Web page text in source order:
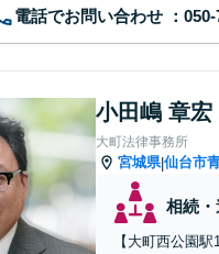
電話でお問い合わせ
小田嶋 章宏
大町法律事務所
宮城県|仙台市
相続
【大町西公園